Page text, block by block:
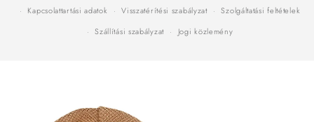
Kapcsolattartási adatok
Visszatérítési szabályzat
Szolgáltatási feltételek
Szállítási szabályzat
Jogi közlemény